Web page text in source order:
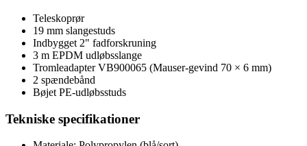
Teleskoprør
19 mm slangestuds
Indbygget 2" fadforskruning
3 m EPDM udløbsslange
Tromleadapter VB900065 (Mauser-gevind 70 × 6 mm)
2 spændebånd
Bøjet PE-udløbsstuds
Tekniske specifikationer